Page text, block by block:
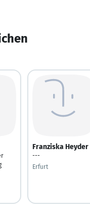
Franziska Heyder
---
Erfurt